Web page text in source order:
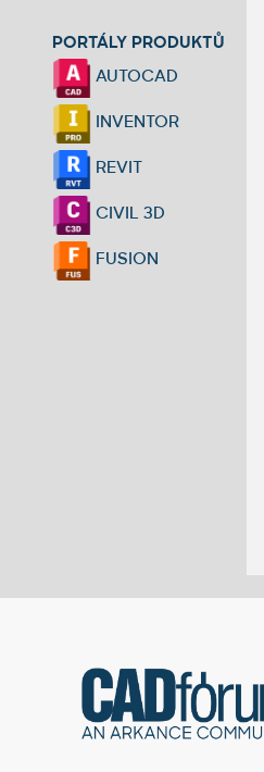
PORTÁLY PRODUKTŮ
AUTOCAD
INVENTOR
REVIT
CIVIL 3D
FUSION